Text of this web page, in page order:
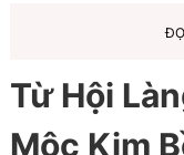
Từ Hội
Mộc Kim